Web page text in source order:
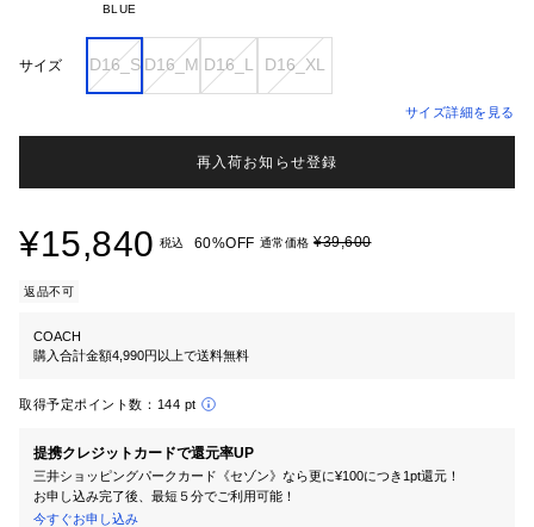
BLUE
サイズ D16_S D16_M D16_L D16_XL
サイズ詳細を見る
再入荷お知らせ登録
¥15,840 税込 60%OFF 通常価格 ¥39,600
返品不可
COACH
購入合計金額4,990円以上で送料無料
取得予定ポイント数： 144 pt
提携クレジットカードで還元率UP
三井ショッピングパークカード《セゾン》なら更に¥100につき1pt還元！
お申し込み完了後、最短５分でご利用可能！
今すぐお申し込み